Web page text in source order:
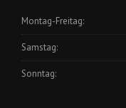
Montag-Freitag:
Samstag:
Sonntag: